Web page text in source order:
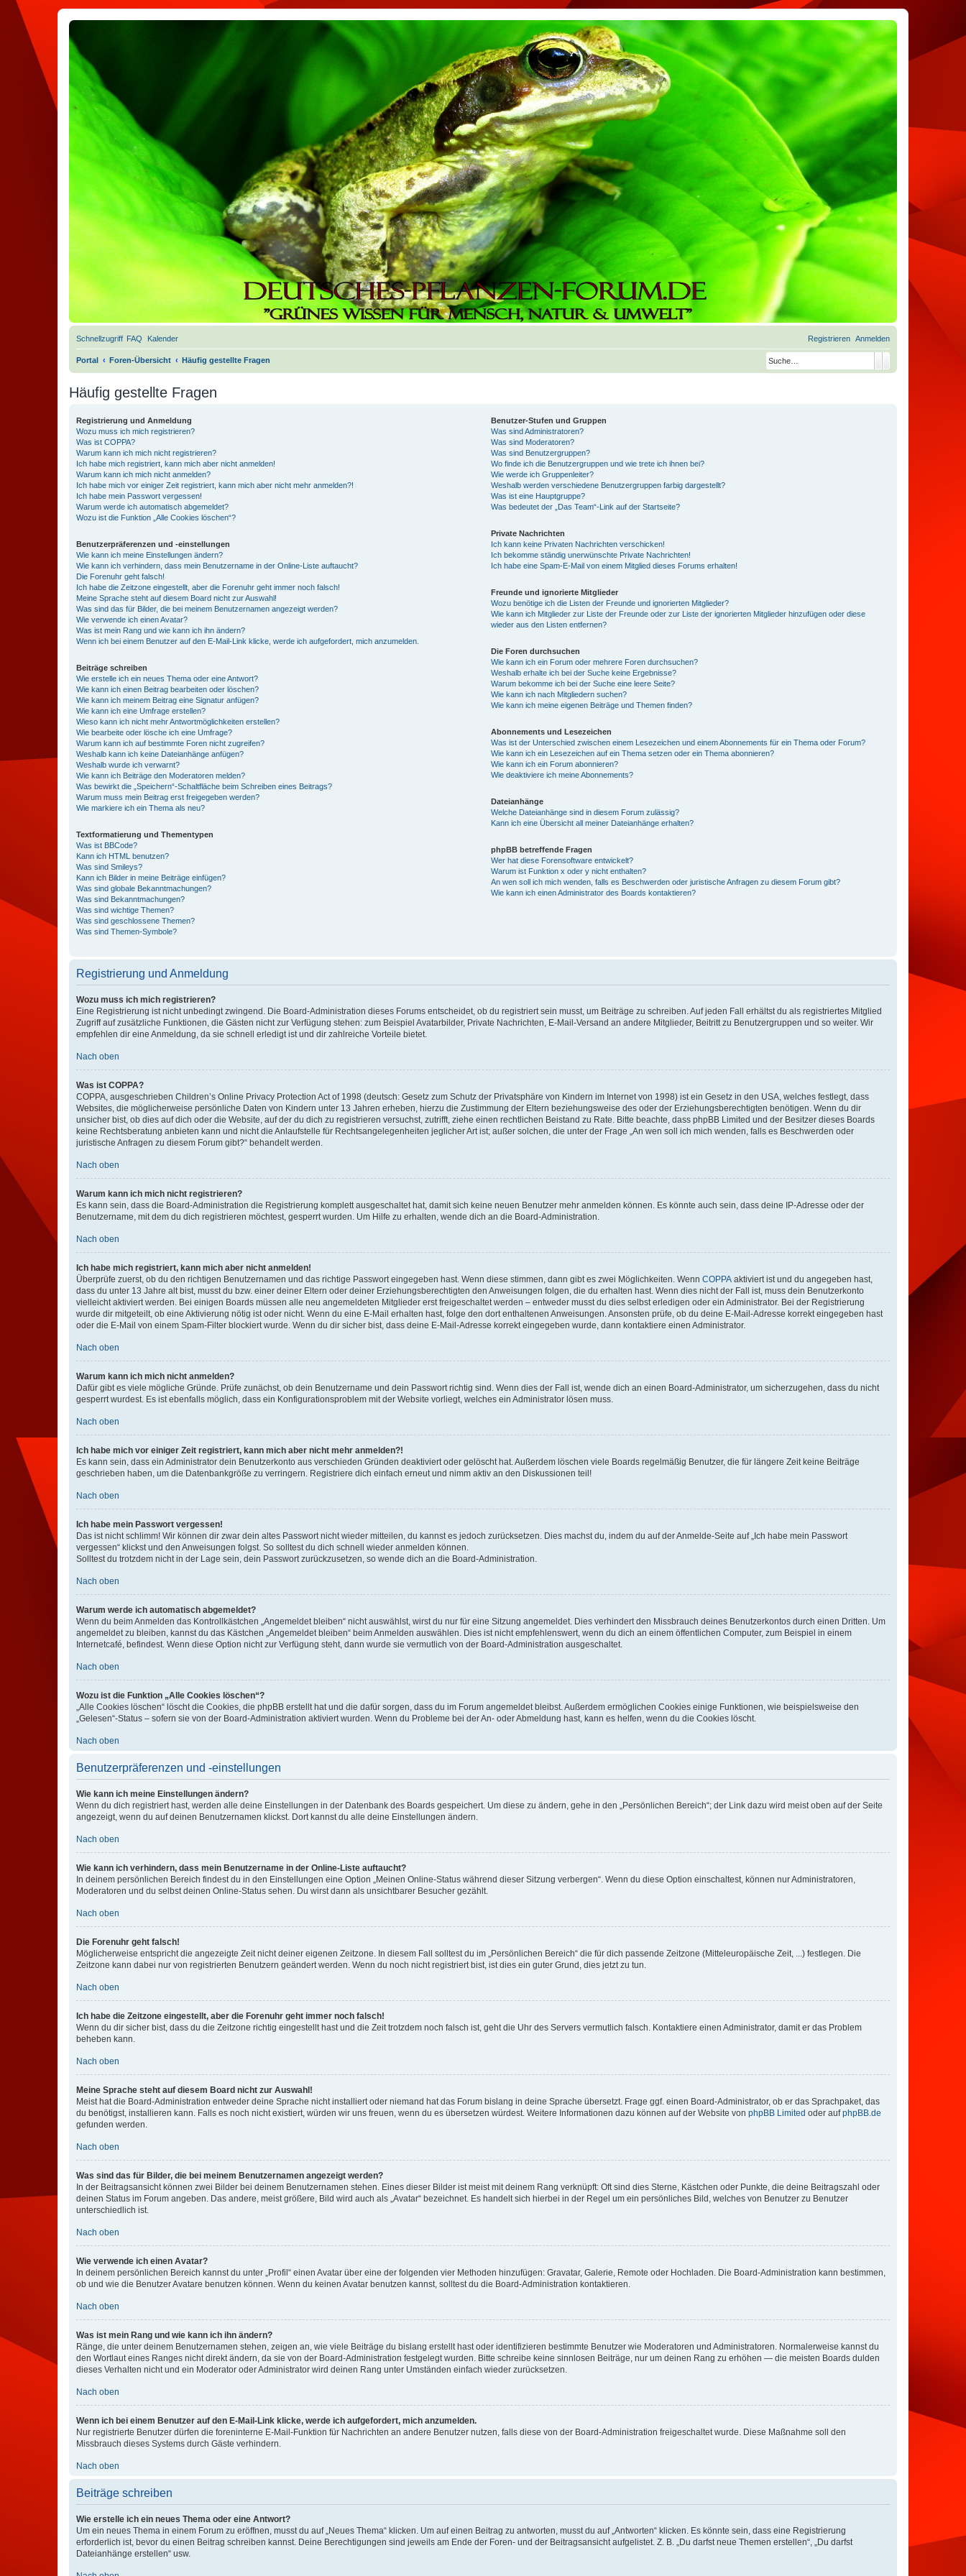
Schnellzugriff FAQ Kalender Anmelden
Registrieren
Portal Foren-Übersicht Häufig gestellte Fragen
Häufig gestellte Fragen
Registrierung und Anmeldung
Wozu muss ich mich registrieren?
Was ist COPPA?
Warum kann ich mich nicht registrieren?
Ich habe mich registriert, kann mich aber nicht anmelden!
Warum kann ich mich nicht anmelden?
Ich habe mich vor einiger Zeit registriert, kann mich aber nicht mehr anmelden?!
Ich habe mein Passwort vergessen!
Warum werde ich automatisch abgemeldet?
Wozu ist die Funktion „Alle Cookies löschen“?
Benutzerpräferenzen und -einstellungen
Wie kann ich meine Einstellungen ändern?
Wie kann ich verhindern, dass mein Benutzername in der Online-Liste auftaucht?
Die Forenuhr geht falsch!
Ich habe die Zeitzone eingestellt, aber die Forenuhr geht immer noch falsch!
Meine Sprache steht auf diesem Board nicht zur Auswahl!
Was sind das für Bilder, die bei meinem Benutzernamen angezeigt werden?
Wie verwende ich einen Avatar?
Was ist mein Rang und wie kann ich ihn ändern?
Wenn ich bei einem Benutzer auf den E-Mail-Link klicke, werde ich aufgefordert, mich anzumelden.
Beiträge schreiben
Wie erstelle ich ein neues Thema oder eine Antwort?
Wie kann ich einen Beitrag bearbeiten oder löschen?
Wie kann ich meinem Beitrag eine Signatur anfügen?
Wie kann ich eine Umfrage erstellen?
Wieso kann ich nicht mehr Antwortmöglichkeiten erstellen?
Wie bearbeite oder lösche ich eine Umfrage?
Warum kann ich auf bestimmte Foren nicht zugreifen?
Weshalb kann ich keine Dateianhänge anfügen?
Weshalb wurde ich verwarnt?
Wie kann ich Beiträge den Moderatoren melden?
Was bewirkt die „Speichern“-Schaltfläche beim Schreiben eines Beitrags?
Warum muss mein Beitrag erst freigegeben werden?
Wie markiere ich ein Thema als neu?
Textformatierung und Thementypen
Was ist BBCode?
Kann ich HTML benutzen?
Was sind Smileys?
Kann ich Bilder in meine Beiträge einfügen?
Was sind globale Bekanntmachungen?
Was sind Bekanntmachungen?
Was sind wichtige Themen?
Was sind geschlossene Themen?
Was sind Themen-Symbole?
Benutzer-Stufen und Gruppen
Was sind Administratoren?
Was sind Moderatoren?
Was sind Benutzergruppen?
Wo finde ich die Benutzergruppen und wie trete ich ihnen bei?
Wie werde ich Gruppenleiter?
Weshalb werden verschiedene Benutzergruppen farbig dargestellt?
Was ist eine Hauptgruppe?
Was bedeutet der „Das Team“-Link auf der Startseite?
Private Nachrichten
Ich kann keine Privaten Nachrichten verschicken!
Ich bekomme ständig unerwünschte Private Nachrichten!
Ich habe eine Spam-E-Mail von einem Mitglied dieses Forums erhalten!
Freunde und ignorierte Mitglieder
Wozu benötige ich die Listen der Freunde und ignorierten Mitglieder?
Wie kann ich Mitglieder zur Liste der Freunde oder zur Liste der ignorierten Mitglieder hinzufügen oder diese
wieder aus den Listen entfernen?
Die Foren durchsuchen
Wie kann ich ein Forum oder mehrere Foren durchsuchen?
Weshalb erhalte ich bei der Suche keine Ergebnisse?
Warum bekomme ich bei der Suche eine leere Seite?
Wie kann ich nach Mitgliedern suchen?
Wie kann ich meine eigenen Beiträge und Themen finden?
Abonnements und Lesezeichen
Was ist der Unterschied zwischen einem Lesezeichen und einem Abonnements für ein Thema oder Forum?
Wie kann ich ein Lesezeichen auf ein Thema setzen oder ein Thema abonnieren?
Wie kann ich ein Forum abonnieren?
Wie deaktiviere ich meine Abonnements?
Dateianhänge
Welche Dateianhänge sind in diesem Forum zulässig?
Kann ich eine Übersicht all meiner Dateianhänge erhalten?
phpBB betreffende Fragen
Wer hat diese Forensoftware entwickelt?
Warum ist Funktion x oder y nicht enthalten?
An wen soll ich mich wenden, falls es Beschwerden oder juristische Anfragen zu diesem Forum gibt?
Wie kann ich einen Administrator des Boards kontaktieren?
Registrierung und Anmeldung
Wozu muss ich mich registrieren?
Eine Registrierung ist nicht unbedingt zwingend. Die Board-Administration dieses Forums entscheidet, ob du registriert sein musst, um Beiträge zu schreiben. Auf jeden Fall erhältst du als registriertes Mitglied
Zugriff auf zusätzliche Funktionen, die Gästen nicht zur Verfügung stehen: zum Beispiel Avatarbilder, Private Nachrichten, E-Mail-Versand an andere Mitglieder, Beitritt zu Benutzergruppen und so weiter. Wir
empfehlen dir eine Anmeldung, da sie schnell erledigt ist und dir zahlreiche Vorteile bietet.
Nach oben
Was ist COPPA?
COPPA, ausgeschrieben Children’s Online Privacy Protection Act of 1998 (deutsch: Gesetz zum Schutz der Privatsphäre von Kindern im Internet von 1998) ist ein Gesetz in den USA, welches festlegt, dass
Websites, die möglicherweise persönliche Daten von Kindern unter 13 Jahren erheben, hierzu die Zustimmung der Eltern beziehungsweise des oder der Erziehungsberechtigten benötigen. Wenn du dir
unsicher bist, ob dies auf dich oder die Website, auf der du dich zu registrieren versuchst, zutrifft, ziehe einen rechtlichen Beistand zu Rate. Bitte beachte, dass phpBB Limited und der Besitzer dieses Boards
keine Rechtsberatung anbieten kann und nicht die Anlaufstelle für Rechtsangelegenheiten jeglicher Art ist; außer solchen, die unter der Frage „An wen soll ich mich wenden, falls es Beschwerden oder
juristische Anfragen zu diesem Forum gibt?“ behandelt werden.
Nach oben
Warum kann ich mich nicht registrieren?
Es kann sein, dass die Board-Administration die Registrierung komplett ausgeschaltet hat, damit sich keine neuen Benutzer mehr anmelden können. Es könnte auch sein, dass deine IP-Adresse oder der
Benutzername, mit dem du dich registrieren möchtest, gesperrt wurden. Um Hilfe zu erhalten, wende dich an die Board-Administration.
Nach oben
Ich habe mich registriert, kann mich aber nicht anmelden!
Überprüfe zuerst, ob du den richtigen Benutzernamen und das richtige Passwort eingegeben hast. Wenn diese stimmen, dann gibt es zwei Möglichkeiten. Wenn COPPA aktiviert ist und du angegeben hast,
dass du unter 13 Jahre alt bist, musst du bzw. einer deiner Eltern oder deiner Erziehungsberechtigten den Anweisungen folgen, die du erhalten hast. Wenn dies nicht der Fall ist, muss dein Benutzerkonto
vielleicht aktiviert werden. Bei einigen Boards müssen alle neu angemeldeten Mitglieder erst freigeschaltet werden – entweder musst du dies selbst erledigen oder ein Administrator. Bei der Registrierung
wurde dir mitgeteilt, ob eine Aktivierung nötig ist oder nicht. Wenn du eine E-Mail erhalten hast, folge den dort enthaltenen Anweisungen. Ansonsten prüfe, ob du deine E-Mail-Adresse korrekt eingegeben hast
oder die E-Mail von einem Spam-Filter blockiert wurde. Wenn du dir sicher bist, dass deine E-Mail-Adresse korrekt eingegeben wurde, dann kontaktiere einen Administrator.
Nach oben
Warum kann ich mich nicht anmelden?
Dafür gibt es viele mögliche Gründe. Prüfe zunächst, ob dein Benutzername und dein Passwort richtig sind. Wenn dies der Fall ist, wende dich an einen Board-Administrator, um sicherzugehen, dass du nicht
gesperrt wurdest. Es ist ebenfalls möglich, dass ein Konfigurationsproblem mit der Website vorliegt, welches ein Administrator lösen muss.
Nach oben
Ich habe mich vor einiger Zeit registriert, kann mich aber nicht mehr anmelden?!
Es kann sein, dass ein Administrator dein Benutzerkonto aus verschieden Gründen deaktiviert oder gelöscht hat. Außerdem löschen viele Boards regelmäßig Benutzer, die für längere Zeit keine Beiträge
geschrieben haben, um die Datenbankgröße zu verringern. Registriere dich einfach erneut und nimm aktiv an den Diskussionen teil!
Nach oben
Ich habe mein Passwort vergessen!
Das ist nicht schlimm! Wir können dir zwar dein altes Passwort nicht wieder mitteilen, du kannst es jedoch zurücksetzen. Dies machst du, indem du auf der Anmelde-Seite auf „Ich habe mein Passwort
vergessen“ klickst und den Anweisungen folgst. So solltest du dich schnell wieder anmelden können.
Solltest du trotzdem nicht in der Lage sein, dein Passwort zurückzusetzen, so wende dich an die Board-Administration.
Nach oben
Warum werde ich automatisch abgemeldet?
Wenn du beim Anmelden das Kontrollkästchen „Angemeldet bleiben“ nicht auswählst, wirst du nur für eine Sitzung angemeldet. Dies verhindert den Missbrauch deines Benutzerkontos durch einen Dritten. Um
angemeldet zu bleiben, kannst du das Kästchen „Angemeldet bleiben“ beim Anmelden auswählen. Dies ist nicht empfehlenswert, wenn du dich an einem öffentlichen Computer, zum Beispiel in einem
Internetcafé, befindest. Wenn diese Option nicht zur Verfügung steht, dann wurde sie vermutlich von der Board-Administration ausgeschaltet.
Nach oben
Wozu ist die Funktion „Alle Cookies löschen“?
„Alle Cookies löschen“ löscht die Cookies, die phpBB erstellt hat und die dafür sorgen, dass du im Forum angemeldet bleibst. Außerdem ermöglichen Cookies einige Funktionen, wie beispielsweise den
„Gelesen“-Status – sofern sie von der Board-Administration aktiviert wurden. Wenn du Probleme bei der An- oder Abmeldung hast, kann es helfen, wenn du die Cookies löscht.
Nach oben
Benutzerpräferenzen und -einstellungen
Wie kann ich meine Einstellungen ändern?
Wenn du dich registriert hast, werden alle deine Einstellungen in der Datenbank des Boards gespeichert. Um diese zu ändern, gehe in den „Persönlichen Bereich“; der Link dazu wird meist oben auf der Seite
angezeigt, wenn du auf deinen Benutzernamen klickst. Dort kannst du alle deine Einstellungen ändern.
Nach oben
Wie kann ich verhindern, dass mein Benutzername in der Online-Liste auftaucht?
In deinem persönlichen Bereich findest du in den Einstellungen eine Option „Meinen Online-Status während dieser Sitzung verbergen“. Wenn du diese Option einschaltest, können nur Administratoren,
Moderatoren und du selbst deinen Online-Status sehen. Du wirst dann als unsichtbarer Besucher gezählt.
Nach oben
Die Forenuhr geht falsch!
Möglicherweise entspricht die angezeigte Zeit nicht deiner eigenen Zeitzone. In diesem Fall solltest du im „Persönlichen Bereich“ die für dich passende Zeitzone (Mitteleuropäische Zeit, ...) festlegen. Die
Zeitzone kann dabei nur von registrierten Benutzern geändert werden. Wenn du noch nicht registriert bist, ist dies ein guter Grund, dies jetzt zu tun.
Nach oben
Ich habe die Zeitzone eingestellt, aber die Forenuhr geht immer noch falsch!
Wenn du dir sicher bist, dass du die Zeitzone richtig eingestellt hast und die Zeit trotzdem noch falsch ist, geht die Uhr des Servers vermutlich falsch. Kontaktiere einen Administrator, damit er das Problem
beheben kann.
Nach oben
Meine Sprache steht auf diesem Board nicht zur Auswahl!
Meist hat die Board-Administration entweder deine Sprache nicht installiert oder niemand hat das Forum bislang in deine Sprache übersetzt. Frage ggf. einen Board-Administrator, ob er das Sprachpaket, das
du benötigst, installieren kann. Falls es noch nicht existiert, würden wir uns freuen, wenn du es übersetzen würdest. Weitere Informationen dazu können auf der Website von phpBB Limited oder aufphpBB.de
gefunden werden.
Nach oben
Was sind das für Bilder, die bei meinem Benutzernamen angezeigt werden?
In der Beitragsansicht können zwei Bilder bei deinem Benutzernamen stehen. Eines dieser Bilder ist meist mit deinem Rang verknüpft: Oft sind dies Sterne, Kästchen oder Punkte, die deine Beitragszahl oder
deinen Status im Forum angeben. Das andere, meist größere, Bild wird auch als „Avatar“ bezeichnet. Es handelt sich hierbei in der Regel um ein persönliches Bild, welches von Benutzer zu Benutzer
unterschiedlich ist.
Nach oben
Wie verwende ich einen Avatar?
In deinem persönlichen Bereich kannst du unter „Profil“ einen Avatar über eine der folgenden vier Methoden hinzufügen: Gravatar, Galerie, Remote oder Hochladen. Die Board-Administration kann bestimmen,
ob und wie die Benutzer Avatare benutzen können. Wenn du keinen Avatar benutzen kannst, solltest du die Board-Administration kontaktieren.
Nach oben
Was ist mein Rang und wie kann ich ihn ändern?
Ränge, die unter deinem Benutzernamen stehen, zeigen an, wie viele Beiträge du bislang erstellt hast oder identifizieren bestimmte Benutzer wie Moderatoren und Administratoren. Normalerweise kannst du
den Wortlaut eines Ranges nicht direkt ändern, da sie von der Board-Administration festgelegt wurden. Bitte schreibe keine sinnlosen Beiträge, nur um deinen Rang zu erhöhen — die meisten Boards dulden
dieses Verhalten nicht und ein Moderator oder Administrator wird deinen Rang unter Umständen einfach wieder zurücksetzen.
Nach oben
Wenn ich bei einem Benutzer auf den E-Mail-Link klicke, werde ich aufgefordert, mich anzumelden.
Nur registrierte Benutzer dürfen die foreninterne E-Mail-Funktion für Nachrichten an andere Benutzer nutzen, falls diese von der Board-Administration freigeschaltet wurde. Diese Maßnahme soll den
Missbrauch dieses Systems durch Gäste verhindern.
Nach oben
Beiträge schreiben
Wie erstelle ich ein neues Thema oder eine Antwort?
Um ein neues Thema in einem Forum zu eröffnen, musst du auf „Neues Thema“ klicken. Um auf einen Beitrag zu antworten, musst du auf „Antworten“ klicken. Es könnte sein, dass eine Registrierung
erforderlich ist, bevor du einen Beitrag schreiben kannst. Deine Berechtigungen sind jeweils am Ende der Foren- und der Beitragsansicht aufgelistet. Z. B. „Du darfst neue Themen erstellen“, „Du darfst
Dateianhänge erstellen“ usw.